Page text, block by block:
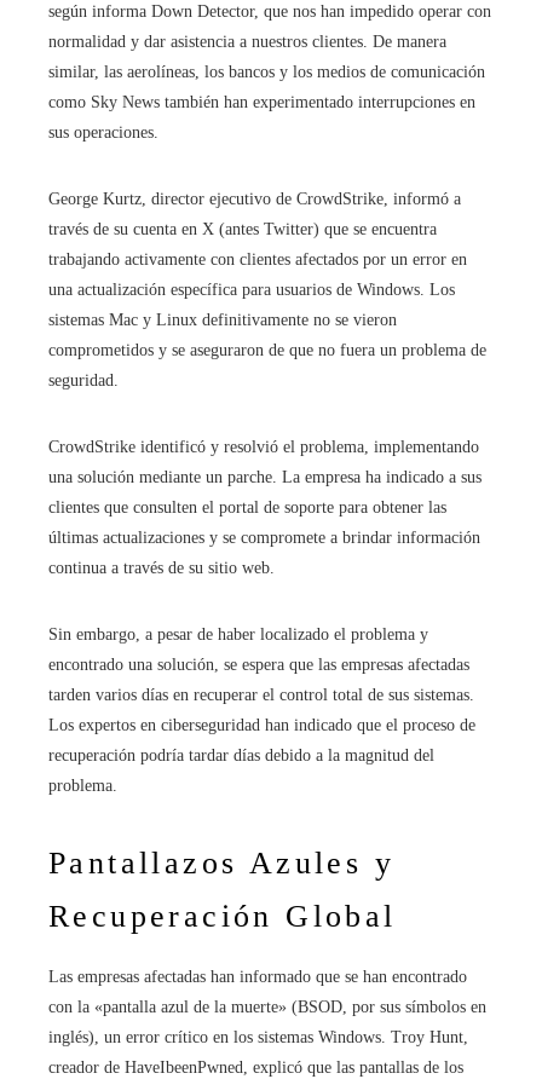
según informa Down Detector, que nos han impedido operar con
normalidad y dar asistencia a nuestros clientes. De manera
similar, las aerolíneas, los bancos y los medios de comunicación
como Sky News también han experimentado interrupciones en
sus operaciones.
George Kurtz, director ejecutivo de CrowdStrike, informó a
través de su cuenta en X (antes Twitter) que se encuentra
trabajando activamente con clientes afectados por un error en
una actualización específica para usuarios de Windows. Los
sistemas Mac y Linux definitivamente no se vieron
comprometidos y se aseguraron de que no fuera un problema de
seguridad.
CrowdStrike identificó y resolvió el problema, implementando
una solución mediante un parche. La empresa ha indicado a sus
clientes que consulten el portal de soporte para obtener las
últimas actualizaciones y se compromete a brindar información
continua a través de su sitio web.
Sin embargo, a pesar de haber localizado el problema y
encontrado una solución, se espera que las empresas afectadas
tarden varios días en recuperar el control total de sus sistemas.
Los expertos en ciberseguridad han indicado que el proceso de
recuperación podría tardar días debido a la magnitud del
problema.
Pantallazos Azules y
Recuperación Global
Las empresas afectadas han informado que se han encontrado
con la «pantalla azul de la muerte» (BSOD, por sus símbolos en
inglés), un error crítico en los sistemas Windows. Troy Hunt,
creador de HaveIbeenPwned, explicó que las pantallas de los